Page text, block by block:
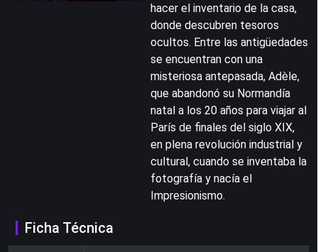
hacer el inventario de la casa,
donde descubren tesoros
ocultos. Entre las antigüedades
se encuentran con una
misteriosa antepasada, Adèle,
que abandonó su Normandía
natal a los 20 años para viajar al
París de finales del siglo XIX,
en plena revolución industrial y
cultural, cuando se inventaba la
fotografía y nacía el
Impresionismo.
Ficha Técnica